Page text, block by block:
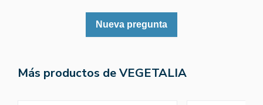
Nueva pregunta
Más productos de VEGETALIA